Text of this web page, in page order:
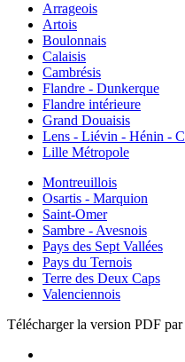
Arrageois
Artois
Boulonnais
Calaisis
Cambrésis
Flandre - Dunkerque
Flandre intérieure
Grand Douaisis
Lens - Liévin - Hénin -
Lille Métropole
Montreuillois
Osartis - Marquion
Saint-Omer
Sambre - Avesnois
Pays des Sept Vallées
Pays du Ternois
Terre des Deux Caps
Valenciennois
Télécharger la version PDF